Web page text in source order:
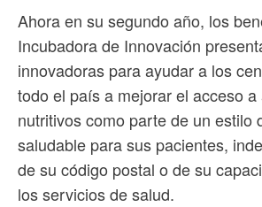
Ahora en su segundo año, los
Incubadora de Innovación
innovadoras para ayudar a los
todo el país a mejorar el acceso
nutritivos como parte de un estilo
saludable para sus pacientes,
de su código postal o de su
los servicios de salud.